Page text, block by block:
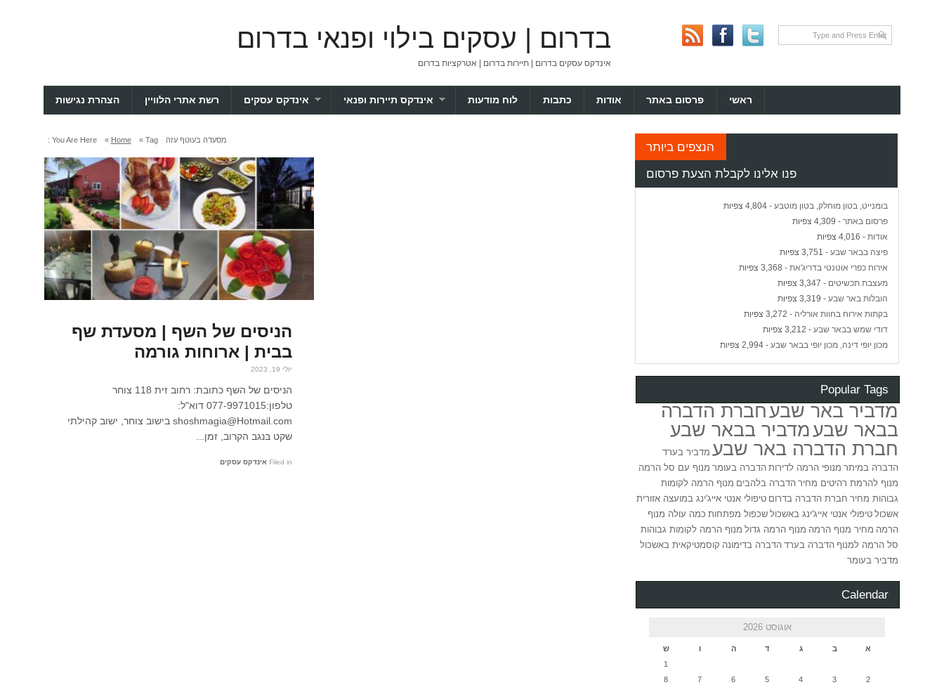
בדרום | עסקים בילוי ופנאי בדרום
אינדקס עסקים בדרום | תיירות בדרום | אטרקציות בדרום
הצהרת נגישות רשת אתרי הלוויין אינדקס עסקים אינדקס תיירות ופנאי לוח מודעות כתבות אודות פרסום באתר ראשי
You Are Here : Home
» Tag » מסעדה בעוטף עזה
הניסים של השף | מסעדת שף
בבית | ארוחות גורמה
יולי 19, 2023
הניסים של השף כתובת: רחוב זית 118 צוחר
טלפון:077-9971015 דוא"ל:
shoshmagia@Hotmail.com בישוב צוחר, ישוב קהילתי
שקט בנגב הקרוב, זמן...
Filed in אינדקס עסקים
הנצפים ביותר
פנו אלינו לקבלת הצעת פרסום
בומנייט, בטון מוחלק, בטון מוטבע- 4,804 צפיות
פרסום באתר- 4,309 צפיות
אודות- 4,016 צפיות
פיצה בבאר שבע- 3,751 צפיות
אירוח כפרי אוטנטי בדריג'את- 3,368 צפיות
מעצבת תכשיטים - 3,347 צפיות
הובלות באר שבע- 3,319 צפיות
בקתות אירוח בחוות אורליה - 3,272 צפיות
דודי שמש בבאר שבע- 3,212 צפיות
מכון יופי דינה, מכון יופי בבאר שבע- 2,994 צפיות
Popular Tags
מדביר באר שבעחברת הדברה
בבאר שבעמדביר בבאר שבע
חברת הדברה באר שבע מדביר בערד
הדברה במיתר מנופי הרמה לדירות הדברה בעומר מנוף עם סל הרמה
מנוף להרמת רהיטים מחיר הדברה בלהבים מנוף הרמה לקומות
גבוהות מחיר חברת הדברה בדרום טיפולי אנטי אייג'ינג במועצה אזורית
אשכול טיפולי אנטי אייג'ינג באשכול שכפול מפתחות כמה עולה מנוף
הרמה מחיר מנוף הרמה מנוף הרמה גדול מנוף הרמה לקומות גבוהות
סל הרמה למנוף הדברה בערד הדברה בדימונה קוסמטיקאית באשכול
מדביר בעומר
Calendar
אוגוסט 2026
א ב ג ד ה ו
ש
1
2
3
4
5
6
7
8